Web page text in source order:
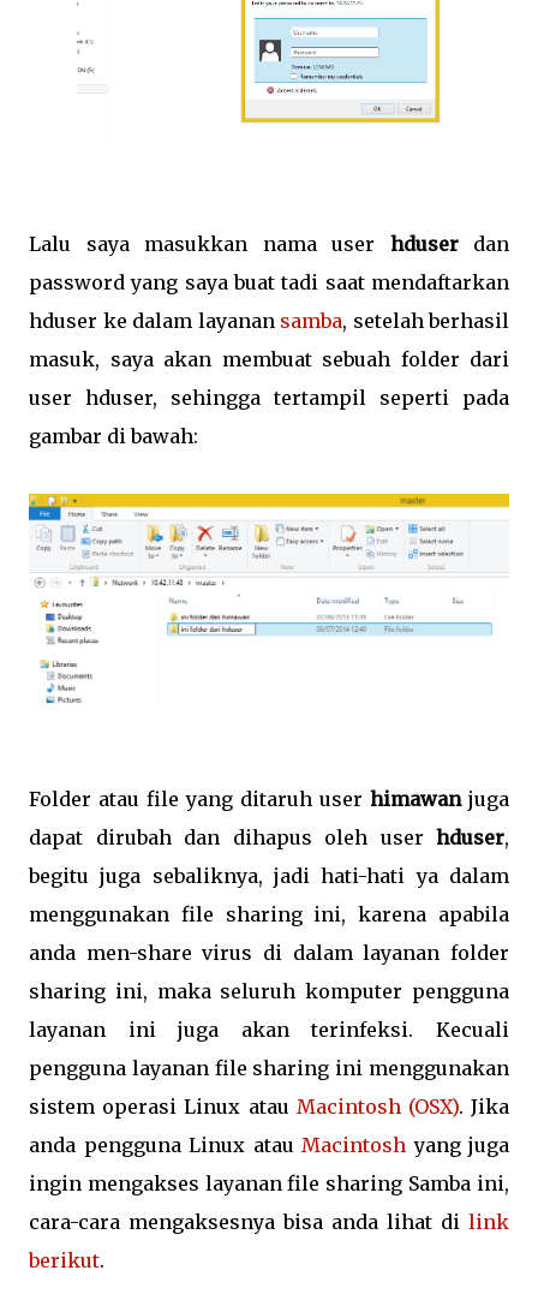
Lalu saya masukkan nama user hduserdan
password yang saya buat tadi saat mendaftarkan
hduser ke dalam layanan samba, setelah berhasil
masuk, saya akan membuat sebuah folder dari
user hduser, sehingga tertampil seperti pada
gambar di bawah:
Folder atau file yang ditaruh user himawanjuga
dapat dirubah dan dihapus oleh user hduser,
begitu juga sebaliknya, jadi hati-hati ya dalam
menggunakan file sharing ini, karena apabila
anda men-share virus di dalam layanan folder
sharing ini, maka seluruh komputer pengguna
layanan ini juga akan terinfeksi. Kecuali
pengguna layanan file sharing ini menggunakan
sistem operasi Linux atau Macintosh (OSX). Jika
anda pengguna Linux atau Macintosh yang juga
ingin mengakses layanan file sharing Samba ini,
cara-cara mengaksesnya bisa anda lihat di link
berikut.